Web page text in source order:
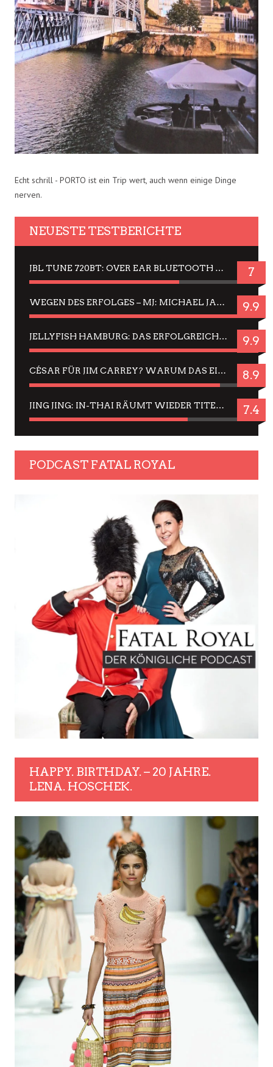
Echt schrill - PORTO ist ein Trip wert, auch wenn einige Dinge
nerven.
NEUESTE TESTBERICHTE
JBL TUNE 720BT: OVER EAR BLUETOOTH KOPFHÖRER UM DIE 50,-€ IM DAUER-TEST 7
WEGEN DES ERFOLGES – MJ: MICHAEL JACKSON MUSICAL IN EINER MATINEE SEHEN 9.9
JELLYFISH HAMBURG: DAS ERFOLGREICHE SOMMER-MENÜ 2025 IN GEFÜHLEN UND BILDERN 9.9
CÉSAR FÜR JIM CARREY? WARUM DAS EINER DER NERVIGSTEN ACTORS IST UND BLEIBT 8.9
JING JING: IN-THAI RÄUMT WIEDER TITEL AB – EIN ZWEI-STUNDEN-ERLEBNISBERICHT 7.4
PODCAST FATAL ROYAL
HAPPY. BIRTHDAY. – 20 JAHRE.
LENA. HOSCHEK.